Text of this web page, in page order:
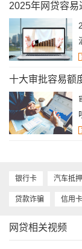
银行卡 汽车抵
贷款诈骗 信用
网贷相关视频